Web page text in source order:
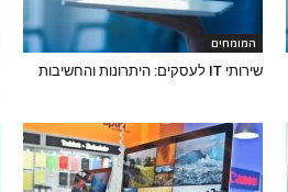
המומחים
שירותי IT לעסקים: היתרונות והחשיבות